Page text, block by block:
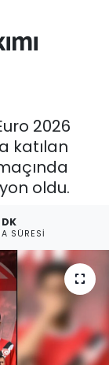
2026
katılan
oldu.
DK
SÜRESI